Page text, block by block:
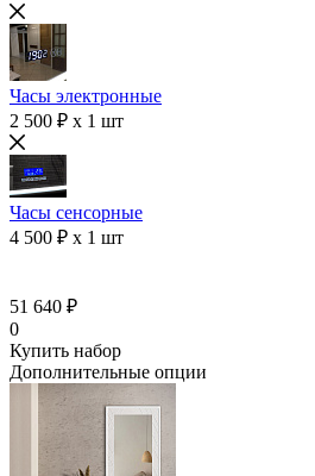
Часы электронные
2 500 ₽ x 1 шт
Часы сенсорные
4 500 ₽ x 1 шт
51 640 ₽
0
Купить набор
Дополнительные опции